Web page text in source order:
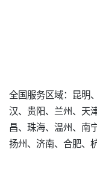
全国服务区域：昆明
汉、贵阳、兰州、天
昌、珠海、温州、南
扬州、济南、合肥、